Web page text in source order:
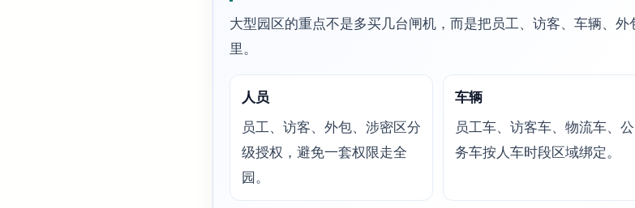
大型园区的重点不是多买几台闸机，而是把员工、访客、车辆、外
里。
人员
员工、访客、外包、涉密区分
级授权，避免一套权限走全
园。
车辆
员工车、访客车、物流车、公
务车按人车时段区域绑定。